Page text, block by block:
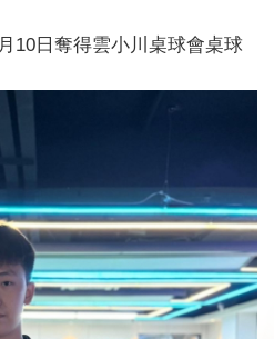
10日奪得雲小川桌球會桌球